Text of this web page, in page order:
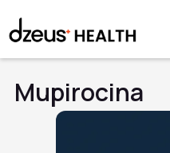
Mupirocina